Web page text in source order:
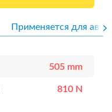
Применяется для авто
505 mm
810 N